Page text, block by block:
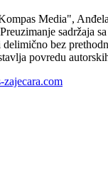
Media",
sadržaja
bez
povredu
zajecara.com